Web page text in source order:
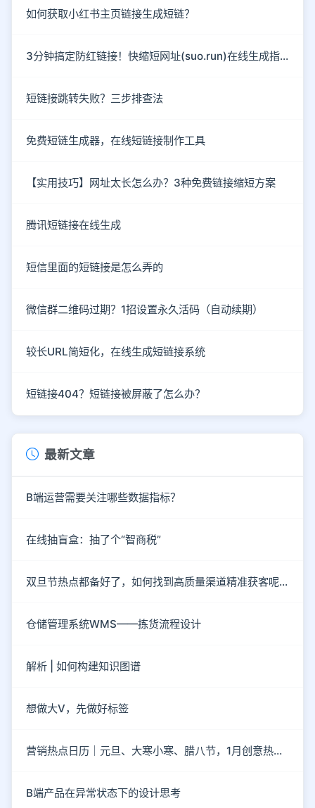
如何获取小红书主页链接生成短链？
3分钟搞定防红链接！快缩短网址(suo.run)在线生成指南
短链接跳转失败？三步排查法
免费短链生成器，在线短链接制作工具
【实用技巧】网址太长怎么办？3种免费链接缩短方案
腾讯短链接在线生成
短信里面的短链接是怎么弄的
微信群二维码过期？1招设置永久活码（自动续期）
较长URL简短化，在线生成短链接系统
短链接404？短链接被屏蔽了怎么办？
最新文章
B端运营需要关注哪些数据指标？
在线抽盲盒：抽了个“智商税”
双旦节热点都备好了，如何找到高质量渠道精准获客呢？
仓储管理系统WMS——拣货流程设计
解析 | 如何构建知识图谱
想做大V，先做好标签
营销热点日历｜元旦、大寒小寒、腊八节，1月创意热点都在这
B端产品在异常状态下的设计思考